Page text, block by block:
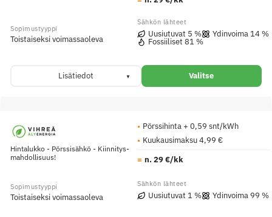
Toistaiseksi voimassaoleva
Uusiutuvat 5 % Ydinvoima 14 %
Fossiiliset 81 %
Lisätiedot Valitse
Hintalukko - Pörssisähkö - Kiinnitys­
mahdollisuus!
Pörssihinta + 0,59 snt/kWh
Kuukausimaksu 4,99 €
n. 29 €/kk
Toistaiseksi voimassaoleva Uusiutuvat 1 % Ydinvoima 99 %